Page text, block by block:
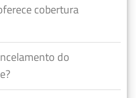
cobertura
do